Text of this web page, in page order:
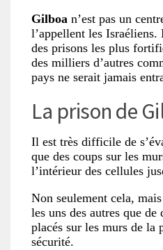
Gilboa n’est pas un
l’appellent les
des prisons les plus
des milliers d’autres
pays ne serait jamais
La prison de
Il est très difficile de
que des coups sur les
l’intérieur des cellules
Non seulement cela,
les uns des autres que
placés sur les murs de la
sécurité.